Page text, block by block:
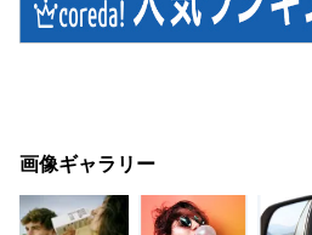
画像ギャラリー